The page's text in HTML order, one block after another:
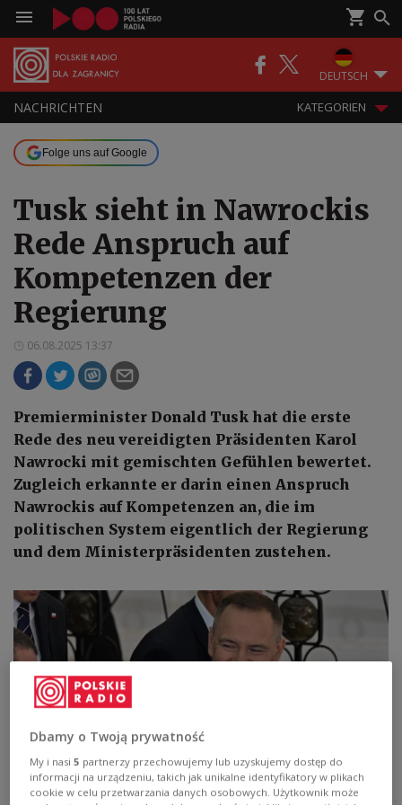
DEUTSCH
NACHRICHTEN KATEGORIEN
Folge uns auf Google
Tusk sieht in Nawrockis
Rede Anspruch auf
Kompetenzen der
Regierung
06.08.2025 13:37
Premierminister Donald Tusk hat die erste
Rede des neu vereidigten Präsidenten Karol
Nawrocki mit gemischten Gefühlen bewertet.
Zugleich erkannte er darin einen Anspruch
Nawrockis auf Kompetenzen an, die im
politischen System eigentlich der Regierung
und dem Ministerpräsidenten zustehen.
Dbamy o Twoją prywatność
My i nasi5 partnerzy przechowujemy lub uzyskujemy dostęp do
informacji na urządzeniu, takich jak unikalne identyfikatory w plikach
cookie w celu przetwarzania danych osobowych. Użytkownik może